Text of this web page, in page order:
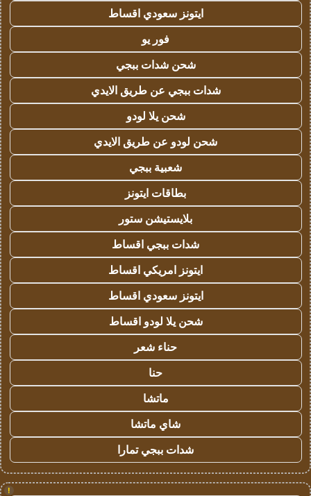
ايتونز سعودي اقساط
فور يو
شحن شدات ببجي
شدات ببجي عن طريق الايدي
شحن يلا لودو
شحن لودو عن طريق الايدي
شعبية ببجي
بطاقات ايتونز
بلايستيشن ستور
شدات ببجي اقساط
ايتونز امريكي اقساط
ايتونز سعودي اقساط
شحن يلا لودو اقساط
حناء شعر
حنا
ماتشا
شاي ماتشا
شدات ببجي تمارا
!